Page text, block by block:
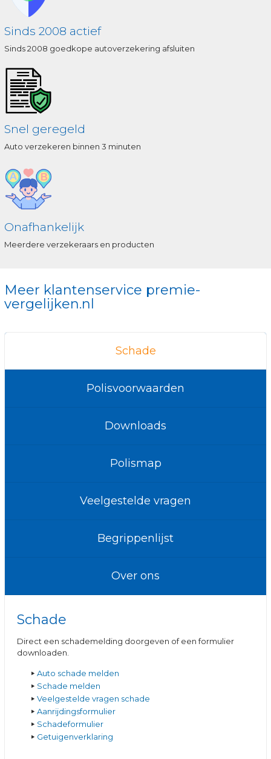
Sinds 2008 actief
Sinds 2008 goedkope autoverzekering afsluiten
Snel geregeld
Auto verzekeren binnen 3 minuten
Onafhankelijk
Meerdere verzekeraars en producten
Meer klantenservice premie-
vergelijken.nl
Schade
Polisvoorwaarden
Downloads
Polismap
Veelgestelde vragen
Begrippenlijst
Over ons
Schade
Direct een schademelding doorgeven of een formulier
downloaden.
Auto schade melden
Schade melden
Veelgestelde vragen schade
Aanrijdingsformulier
Schadeformulier
Getuigenverklaring